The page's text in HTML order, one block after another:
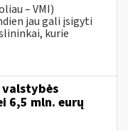
– VMI)
jau gali įsigyti
kurie
valstybės
6,5 mln. eurų